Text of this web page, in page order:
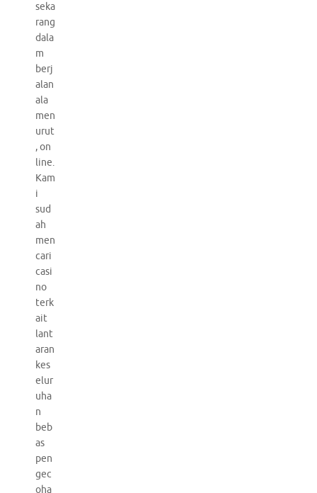
seka
rang
dala
m
berj
alan
ala
men
urut
, on
line.
Kam
i
sud
ah
men
cari
casi
no
terk
ait
lant
aran
kes
elur
uha
n
beb
as
pen
gec
oha